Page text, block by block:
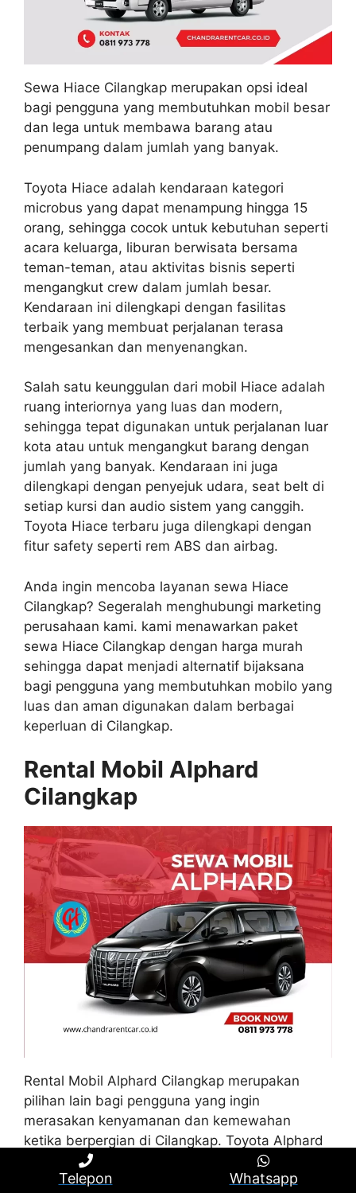
Sewa Hiace Cilangkap merupakan opsi ideal
bagi pengguna yang membutuhkan mobil besar
dan lega untuk membawa barang atau
penumpang dalam jumlah yang banyak.
Toyota Hiace adalah kendaraan kategori
microbus yang dapat menampung hingga 15
orang, sehingga cocok untuk kebutuhan seperti
acara keluarga, liburan berwisata bersama
teman-teman, atau aktivitas bisnis seperti
mengangkut crew dalam jumlah besar.
Kendaraan ini dilengkapi dengan fasilitas
terbaik yang membuat perjalanan terasa
mengesankan dan menyenangkan.
Salah satu keunggulan dari mobil Hiace adalah
ruang interiornya yang luas dan modern,
sehingga tepat digunakan untuk perjalanan luar
kota atau untuk mengangkut barang dengan
jumlah yang banyak. Kendaraan ini juga
dilengkapi dengan penyejuk udara, seat belt di
setiap kursi dan audio sistem yang canggih.
Toyota Hiace terbaru juga dilengkapi dengan
fitur safety seperti rem ABS dan airbag.
Anda ingin mencoba layanan sewa Hiace
Cilangkap? Segeralah menghubungi marketing
perusahaan kami. kami menawarkan paket
sewa Hiace Cilangkap dengan harga murah
sehingga dapat menjadi alternatif bijaksana
bagi pengguna yang membutuhkan mobilo yang
luas dan aman digunakan dalam berbagai
keperluan di Cilangkap.
Rental Mobil Alphard
Cilangkap
Rental Mobil Alphard Cilangkap merupakan
pilihan lain bagi pengguna yang ingin
merasakan kenyamanan dan kemewahan
ketika berpergian di Cilangkap. Toyota Alphard
memberikan fitur premium yang memastikan
kenyamanan kelas wahid.
Telepon Whatsapp